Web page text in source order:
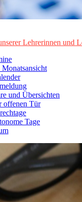
Lehrerinnen und
Monatsansicht
und Übersichten
offenen Tür
Tage